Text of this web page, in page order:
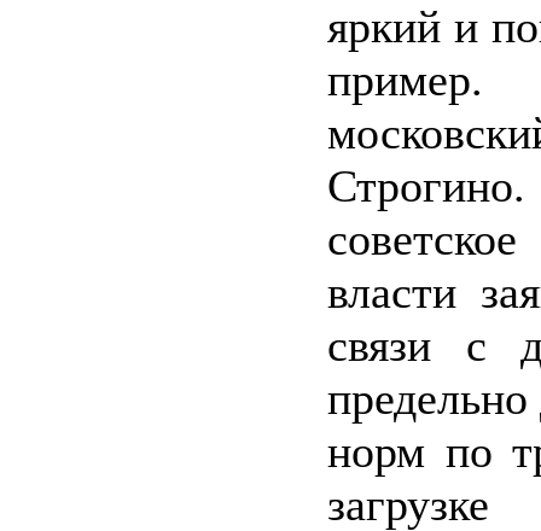
яркий и
пример.
власти
связи с
норм по